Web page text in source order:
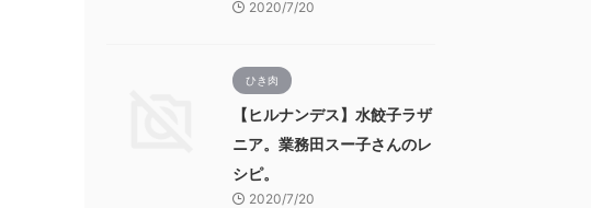
2020/7/20
ひき肉
【ヒルナンデス】水餃子ラザ
ニア。業務田スー子さんのレ
シピ。
2020/7/20